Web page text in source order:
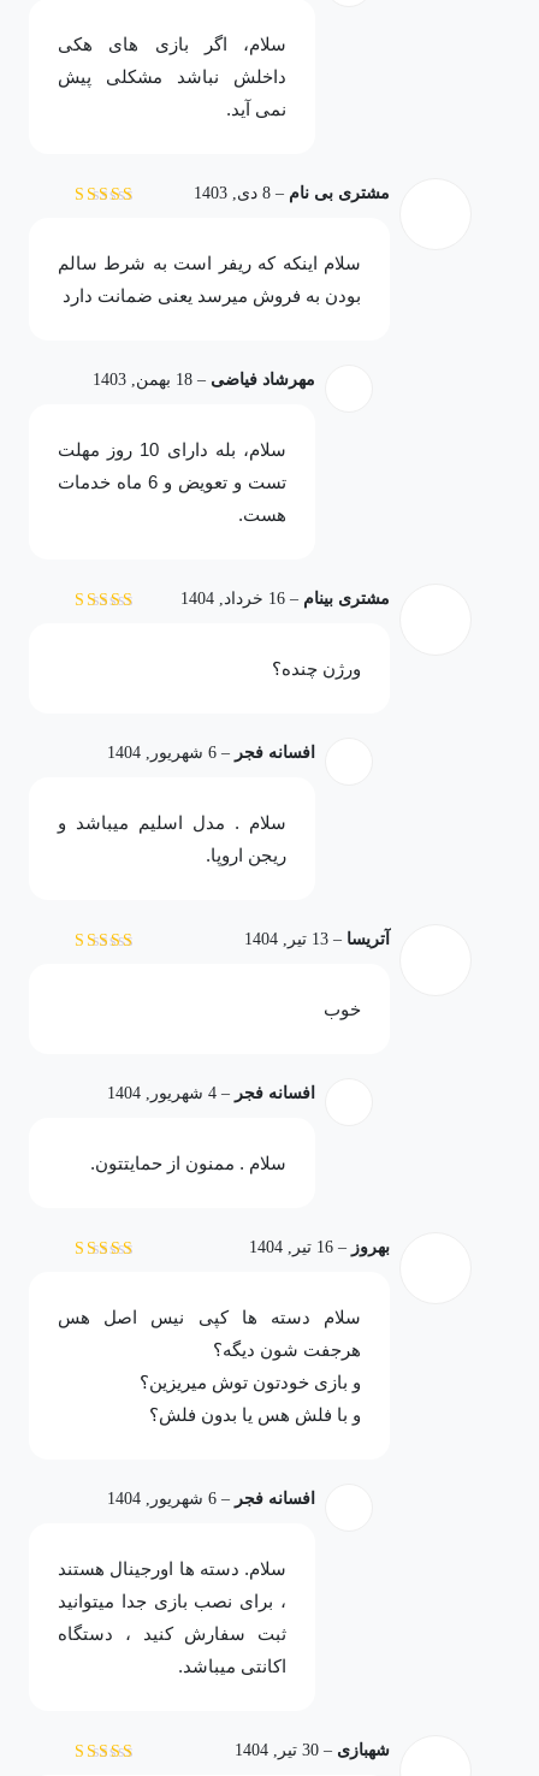
سلام، اگر بازی های هکی
داخلش نباشد مشکلی پیش
نمی آید.
مشتری بی نام – 8 دی, 1403
سلام اینکه که ریفر است به شرط سالم
بودن به فروش میرسد یعنی ضمانت دارد
مهرشاد فیاضی – 18 بهمن, 1403
سلام، بله دارای 10 روز مهلت
تست و تعویض و 6 ماه خدمات
هست.
مشتری بینام – 16 خرداد, 1404
ورژن چنده؟
افسانه فجر – 6 شهریور, 1404
سلام . مدل اسلیم میباشد و
ریجن اروپا.
آتریسا – 13 تیر, 1404
خوب
افسانه فجر – 4 شهریور, 1404
سلام . ممنون از حمایتتون.
بهروز – 16 تیر, 1404
سلام دسته ها کپی نیس اصل هس
هرجفت شون دیگه؟
و بازی خودتون توش میریزین؟
و با فلش هس یا بدون فلش؟
افسانه فجر – 6 شهریور, 1404
سلام. دسته ها اورجینال هستند
، برای نصب بازی جدا میتوانید
ثبت سفارش کنید ، دستگاه
اکانتی میباشد.
شهبازی – 30 تیر, 1404